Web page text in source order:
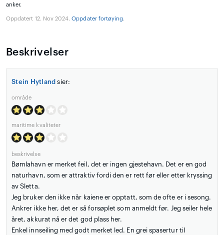
anker.
Oppdatert 12. Nov 2024.Oppdater fortøying.
Beskrivelser
Stein Hytland sier:
område
maritime kvaliteter
beskrivelse
Bømlahavn er merket feil, det er ingen gjestehavn. Det er en god
naturhavn, som er attraktiv fordi den er rett før eller etter kryssing
av Sletta.
Jeg bruker den ikke når kaiene er opptatt, som de ofte er i sesong.
Ankrer ikke her, det er så forsøplet som anmeldt før. Jeg seiler hele
året, akkurat nå er det god plass her.
Enkel innseiling med godt merket led. En grei spasertur til